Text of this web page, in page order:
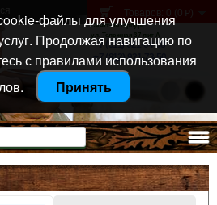
Санкт-Петербург
ул. Тележная 37 лит А
+7 (911) 021-04-08
+7 (812) 921-73-50
Товаров: 0 (0 p )
файлы для улучшения
Продолжая навигацию по
с правилами использования
Принять